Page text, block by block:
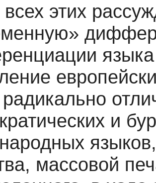
этих
языка
радикально
и
массовой